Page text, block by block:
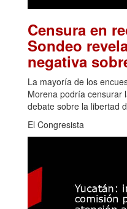
Censura en
Sondeo
negativa
La mayoría de los
Morena podría censurar
debate sobre la libertad
El Congresista